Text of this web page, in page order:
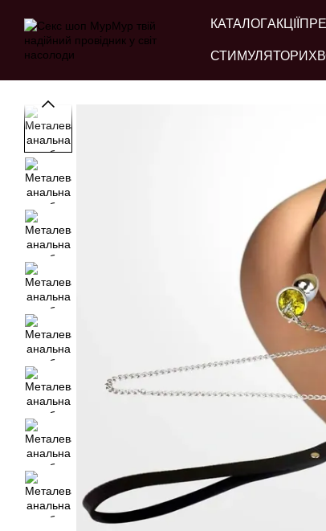
КАТАЛОГАКЦІЇ
СТИМУЛЯТОРИ